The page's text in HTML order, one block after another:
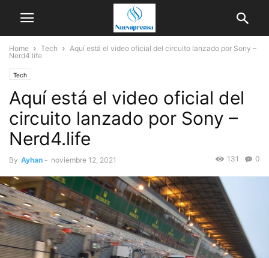
Home Tech
Aquí está el video oficial del circuito lanzado por Sony –
Nerd4.life
Tech
Aquí está el video oficial del
circuito lanzado por Sony –
Nerd4.life
By Ayhan - noviembre 12, 2021 0
131